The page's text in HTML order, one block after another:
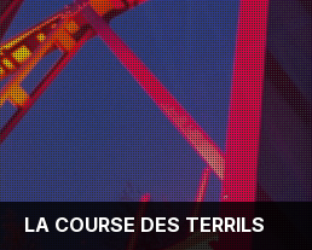
LA COURSE DES TERRILS